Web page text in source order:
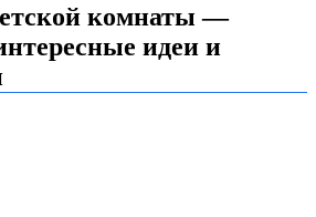
комнаты —
идеи и